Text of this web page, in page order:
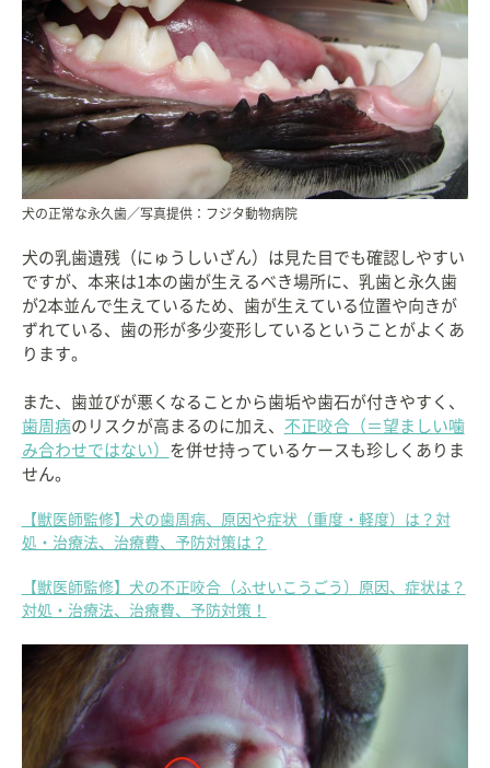
犬の正常な永久歯／写真提供：フジタ動物病院
犬の乳歯遺残（にゅうしいざん）は見た目でも確認しやすい
ですが、本来は1本の歯が生えるべき場所に、乳歯と永久歯
が2本並んで生えているため、歯が生えている位置や向きが
ずれている、歯の形が多少変形しているということがよくあ
ります。
また、歯並びが悪くなることから歯垢や歯石が付きやすく、
歯周病のリスクが高まるのに加え、 不正咬合（＝望ましい噛
み合わせではない） を併せ持っているケースも珍しくありま
せん。
【獣医師監修】犬の歯周病、原因や症状（重度・軽度）は？対
処・治療法、治療費、予防対策は？
【獣医師監修】犬の不正咬合（ふせいこうごう）原因、症状は？
対処・治療法、治療費、予防対策！